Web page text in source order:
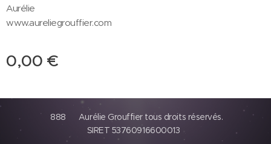
Aurélie
www.aureliegrouffier.com
0,00 €
888 Aurélie Grouffier tous droits réservés.
SIRET 53760916600013